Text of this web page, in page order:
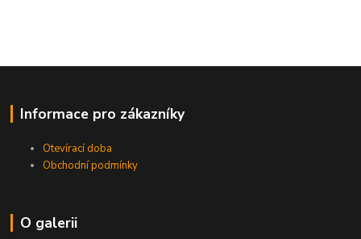
Informace pro zákazníky
Otevírací doba
Obchodní podmínky
O galerii